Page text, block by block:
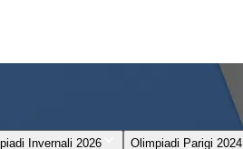
Invernali 2026 Olimpiadi Parigi 2024